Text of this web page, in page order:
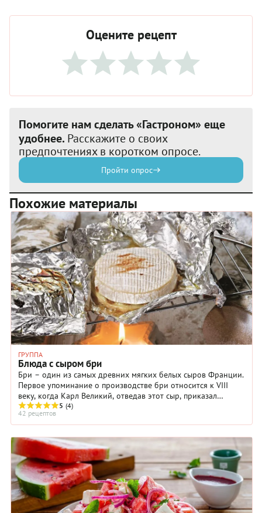
Оцените рецепт
Помогите нам сделать «Гастроном» еще
удобнее. Расскажите о своих
предпочтениях в коротком опросе.
Пройти опрос
Похожие материалы
ГРУППА
Блюда с сыром бри
Бри – один из самых древних мягких белых сыров Франции.
Первое упоминание о производстве бри относится к VIII
веку, когда Карл Великий, отведав этот сыр, приказал
присылать его к своему двору.
5 (4)
42 рецептов